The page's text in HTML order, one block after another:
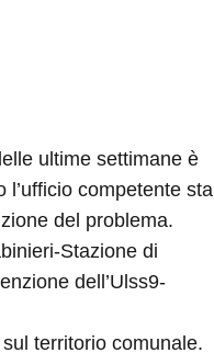
ultime settimane è
l’ufficio competente sta
del problema.
Stazione di
dell’Ulss9-
territorio comunale.